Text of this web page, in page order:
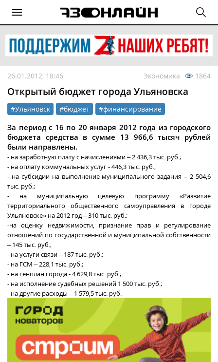
26.01.2012, 18:46 Экономика 1864
Открытый бюджет города Ульяновска
#Ульяновск #бюджет #финансирование
За период с 16 по 20 января 2012 года из городского
бюджета средства в сумме 13 966,6 тысяч рублей
были направлены.
- на заработную плату с начислениями – 2 436,3 тыс. руб.;
- на оплату коммунальных услуг - 446,3 тыс. руб.;
- на субсидии на выполнение муниципального задания – 2 504,6
тыс. руб.;
- на муниципальную целевую программу «Развитие
территориального общественного самоуправления в городе
Ульяновске» на 2012 год – 310 тыс. руб.;
-на оценку недвижимости, признание прав и регулирование
отношений по государственной и муниципальной собственности
– 145 тыс. руб.;
- на услуги связи – 187 тыс. руб.;
- на ГСМ – 228,1 тыс. руб.;
- на генплан города - 4 629,8 тыс. руб.;
- на исполнение судебных решений 1 500 тыс. руб.;
- на другие расходы – 1 579,5 тыс. руб.